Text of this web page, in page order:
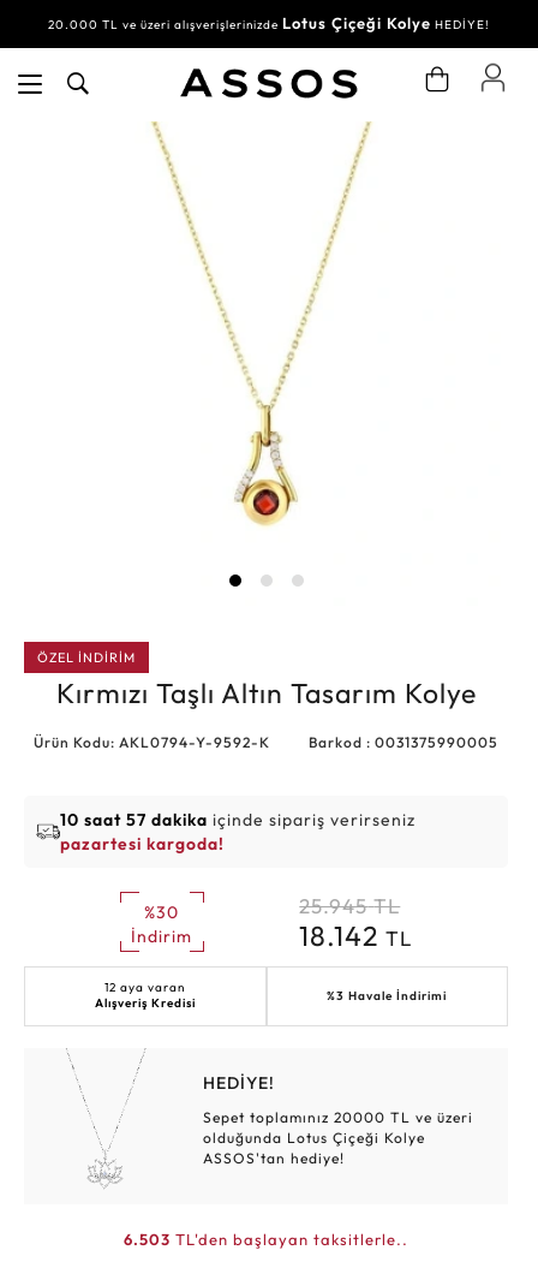
20.000 TL ve üzeri alışverişlerinizde Lotus Çiçeği Kolye HEDİYE!
ÖZEL İNDİRİM
Kırmızı Taşlı Altın Tasarım Kolye
Ürün Kodu: AKL0794-Y-9592-K Barkod : 0031375990005
10 saat 57 dakika içinde sipariş verirseniz
pazartesi kargoda!
%30
İndirim
25.945 TL
18.142TL
12 aya varan
Alışveriş Kredisi
%3 Havale İndirimi
HEDİYE!
Sepet toplamınız 20000 TL ve üzeri
olduğunda Lotus Çiçeği Kolye
ASSOS'tan hediye!
6.503 TL'den başlayan taksitlerle..